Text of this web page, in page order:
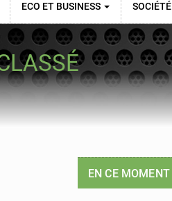
ECO ET BUSINESS SOCIÉTÉ
EN CE MOMENT